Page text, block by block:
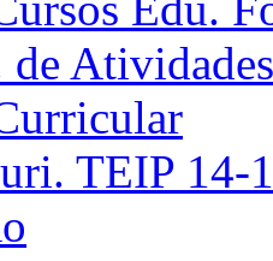
de Atividades
TEIP 14-